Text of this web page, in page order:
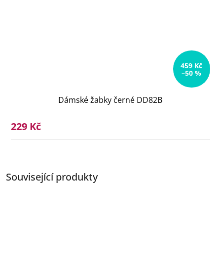
Související produkty
459 Kč
–50 %
Dámské žabky černé DD82B
229 Kč